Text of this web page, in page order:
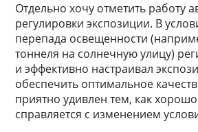
Отдельно хочу отметить работу
регулировки экспозиции. В
перепада освещенности
тоннеля на солнечную улицу)
и эффективно настраивал
обеспечить оптимальное
приятно удивлен тем, как хорошо
справляется с изменением